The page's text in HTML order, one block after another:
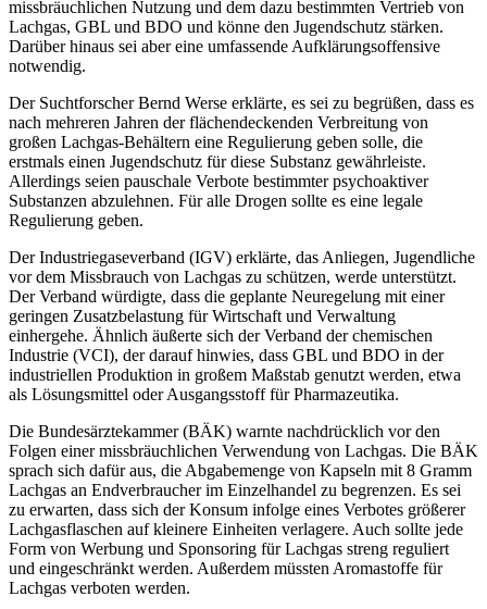
missbräuchlichen Nutzung und dem dazu bestimmten Vertrieb von
Lachgas, GBL und BDO und könne den Jugendschutz stärken.
Darüber hinaus sei aber eine umfassende Aufklärungsoffensive
notwendig.
Der Suchtforscher Bernd Werse erklärte, es sei zu begrüßen, dass es
nach mehreren Jahren der flächendeckenden Verbreitung von
großen Lachgas-Behältern eine Regulierung geben solle, die
erstmals einen Jugendschutz für diese Substanz gewährleiste.
Allerdings seien pauschale Verbote bestimmter psychoaktiver
Substanzen abzulehnen. Für alle Drogen sollte es eine legale
Regulierung geben.
Der Industriegaseverband (IGV) erklärte, das Anliegen, Jugendliche
vor dem Missbrauch von Lachgas zu schützen, werde unterstützt.
Der Verband würdigte, dass die geplante Neuregelung mit einer
geringen Zusatzbelastung für Wirtschaft und Verwaltung
einhergehe. Ähnlich äußerte sich der Verband der chemischen
Industrie (VCI), der darauf hinwies, dass GBL und BDO in der
industriellen Produktion in großem Maßstab genutzt werden, etwa
als Lösungsmittel oder Ausgangsstoff für Pharmazeutika.
Die Bundesärztekammer (BÄK) warnte nachdrücklich vor den
Folgen einer missbräuchlichen Verwendung von Lachgas. Die BÄK
sprach sich dafür aus, die Abgabemenge von Kapseln mit 8 Gramm
Lachgas an Endverbraucher im Einzelhandel zu begrenzen. Es sei
zu erwarten, dass sich der Konsum infolge eines Verbotes größerer
Lachgasflaschen auf kleinere Einheiten verlagere. Auch sollte jede
Form von Werbung und Sponsoring für Lachgas streng reguliert
und eingeschränkt werden. Außerdem müssten Aromastoffe für
Lachgas verboten werden.